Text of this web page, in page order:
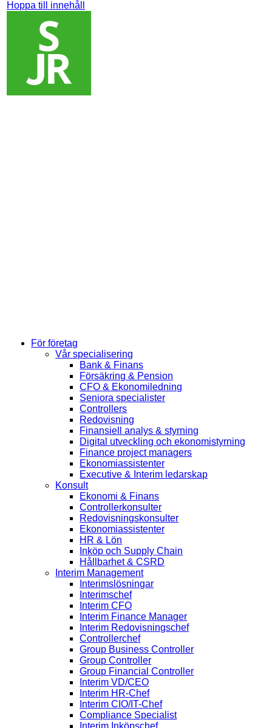
Hoppa till innehåll
För företag
Vår specialisering
Bank & Finans
Försäkring & Pension
CFO & Ekonomiledning
Seniora specialister
Controllers
Redovisning
Finansiell analys & styrning
Digital utveckling och ekonomistyrning
Finance project managers
Ekonomiassistenter
Executive & Interim ledarskap
Konsult
Ekonomi & Finans
Controllerkonsulter
Redovisningskonsulter
Ekonomiassistenter
HR & Lön
Inköp och Supply Chain
Hållbarhet & CSRD
Interim Management
Interimslösningar
Interimschef
Interim CFO
Interim Finance Manager
Interim Redovisningschef
Controllerchef
Group Business Controller
Group Controller
Group Financial Controller
Interim VD/CEO
Interim HR-Chef
Interim CIO/IT-Chef
Compliance Specialist
Interim Inköpschef